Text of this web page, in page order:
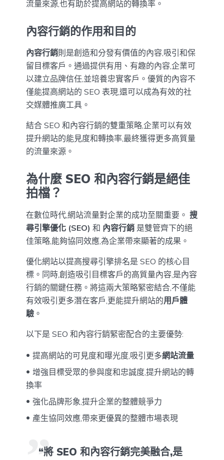
流量來源,也有助於提高網站的轉換率。
內容行銷的作用和目的
內容行銷則是創造和分發有價值的內容,吸引和保
留目標客戶。通過提供有用、有趣的內容,企業可
以建立品牌信任,並培養忠實客戶。優質的內容不
僅能提高網站的 SEO 表現,還可以成為有效的社
交媒體推廣工具。
結合 SEO 和內容行銷的雙重策略,企業可以有效
提升網站的能見度和轉換率,最終獲得更多高質量
的流量來源。
為什麼 SEO 和內容行銷是絕佳
拍檔？
在數位時代,網站流量對企業的成功至關重要。 搜
尋引擎優化 (SEO) 和 內容行銷 是雙管齊下的絕
佳策略,能夠協同效應,為企業帶來顯著的成果。
優化網站以提高搜尋引擎排名是 SEO 的核心目
標。同時,創造吸引目標客戶的高質量內容,是內容
行銷的關鍵任務。將這兩大策略緊密結合,不僅能
有效吸引更多潛在客戶,更能提升網站的用戶體
驗 。
以下是 SEO 和內容行銷緊密配合的主要優勢:
提高網站的可見度和曝光度,吸引更多網站流量
增強目標受眾的參與度和忠誠度,提升網站的轉
換率
強化品牌形象,提升企業的整體競爭力
產生協同效應,帶來更優異的整體市場表現
“將 SEO 和內容行銷完美融合,是